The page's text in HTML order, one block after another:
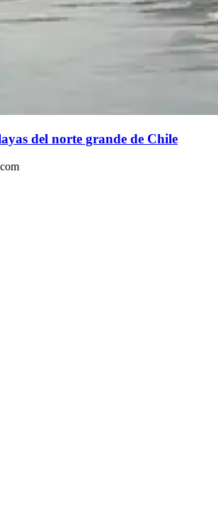
del norte grande de Chile